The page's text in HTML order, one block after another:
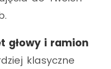
głowy i ramion
klasyczne